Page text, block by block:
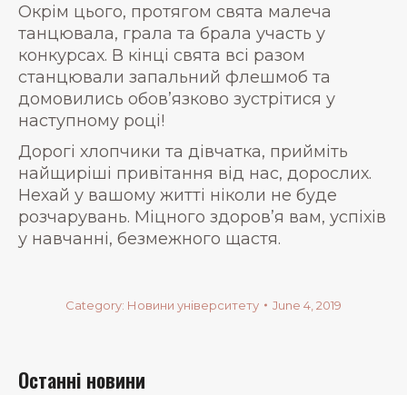
Окрім цього, протягом свята малеча
танцювала, грала та брала участь у
конкурсах. В кінці свята всі разом
станцювали запальний флешмоб та
домовились обов’язково зустрітися у
наступному році!
Дорогі хлопчики та дівчатка, прийміть
найщиріші привітання від нас, дорослих.
Нехай у вашому житті ніколи не буде
розчарувань. Міцного здоров’я вам, успіхів
у навчанні, безмежного щастя.
Category: Новини університету June 4, 2019
Останні новини